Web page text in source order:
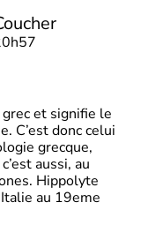
et signifie le
C’est donc celui
grecque,
aussi, au
Hippolyte
au 19eme